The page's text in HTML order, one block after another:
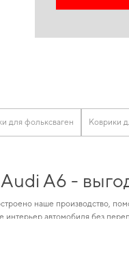
для фольксваген Коврики
A6 -
наше производство,
интерьер автомобиля без
в дороге,